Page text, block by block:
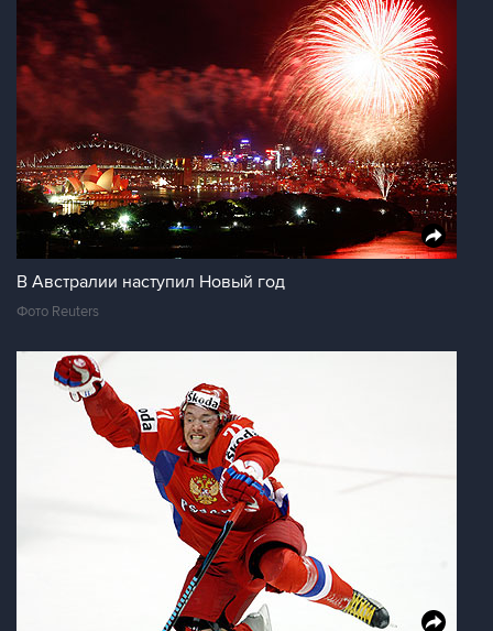
В Австралии наступил Новый год
Фото Reuters